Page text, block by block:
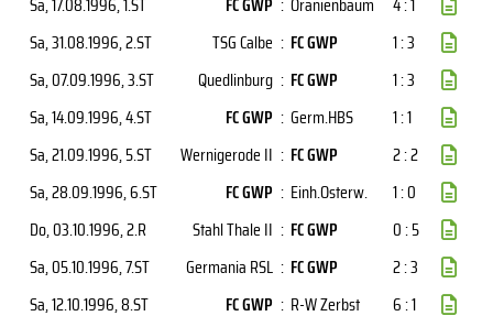
Sa, 31.08.1996, 2.ST TSG Calbe : FC GWP
1 : 3
Sa, 07.09.1996, 3.ST Quedlinburg : FC GWP
1 : 3
Sa, 14.09.1996, 4.ST FC GWP : Germ.HBS
1 : 1
Sa, 21.09.1996, 5.ST Wernigerode II : FC GWP
2 : 2
Sa, 28.09.1996, 6.ST FC GWP : Einh.Osterw.
1 : 0
Do, 03.10.1996, 2.R Stahl Thale II : FC GWP
0 : 5
Sa, 05.10.1996, 7.ST Germania RSL : FC GWP
2 : 3
Sa, 12.10.1996, 8.ST FC GWP : R-W Zerbst
6 : 1